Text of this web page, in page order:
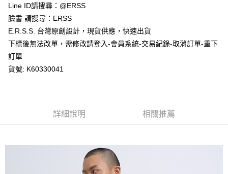
是否繳費成功／繳費後需取消欲退款等相關疑問，請聯繫「AFTEE先享後付
客戶支援中心」https://netprotections.freshdesk.com/support/home
【注意事項】
１．透過由恩沛科技股份有限公司提供之「AFTEE先享後付」服務完成之交
易，需依本服務之必要範圍內提供個人資料，並將交易相關給付款項請求債
２．關於個人資料處理事宜，請瀏覽以下網址：
４．使用「AFTEE先享後付」時，將依據個別帳號之用戶狀況，依本公司即
５．嚴禁一人註冊多個帳號或使用他人資訊註冊。若發現惡意使用之情形，
恩沛科技股份有限公司將有權停止該用戶之使用額度並採取法律行動。
7-11取貨付款
每筆NT$80，滿NT$1,200(含以上)免運費
付款後7-11取貨
每筆NT$80，滿NT$1,200(含以上)免運費
Line ID請搜尋：@ERSS
臉書 請搜尋：ERSS
E.R.S.S. 台灣原創設計，現貨供應，快速出貨
下標後無法改單，需修改請登入-會員系統-交易紀錄-取消訂單-重下
訂單
貨號: K60330041
詳細說明 相關推薦